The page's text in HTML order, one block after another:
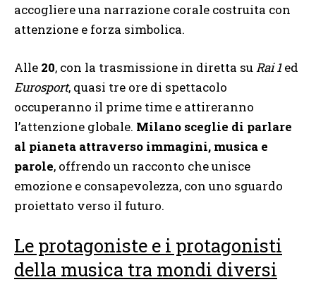
accogliere una narrazione corale costruita con
attenzione e forza simbolica.
Alle 20, con la trasmissione in diretta suRai 1ed
Eurosport, quasi tre ore di spettacolo
occuperanno il prime time e attireranno
l’attenzione globale. Milano sceglie di parlare
al pianeta attraverso immagini, musica e
parole, offrendo un racconto che unisce
emozione e consapevolezza, con uno sguardo
proiettato verso il futuro.
Le protagoniste e i protagonisti
della musica tra mondi diversi